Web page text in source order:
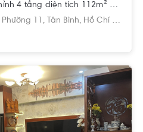
Nhà phố Đường Ca Văn Thỉnh 4 tầng diện tích 112m² pháp lý sổ hồng
Phường 11, Tân Bình, Hồ Chí Minh